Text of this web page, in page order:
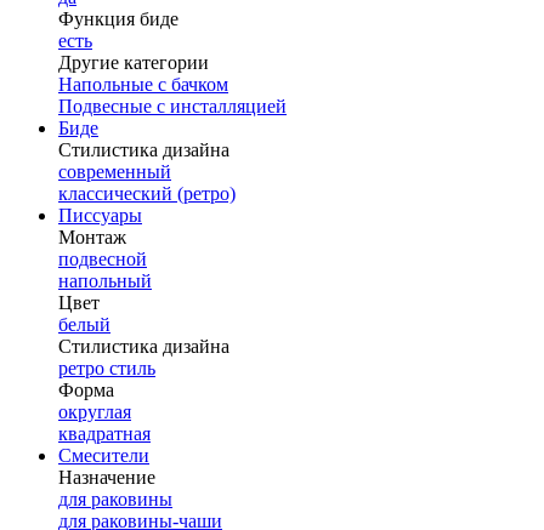
Функция биде
есть
Другие категории
Напольные с бачком
Подвесные с инсталляцией
Биде
Стилистика дизайна
современный
классический (ретро)
Писсуары
Монтаж
подвесной
напольный
Цвет
белый
Стилистика дизайна
ретро стиль
Форма
округлая
квадратная
Смесители
Назначение
для раковины
для раковины-чаши